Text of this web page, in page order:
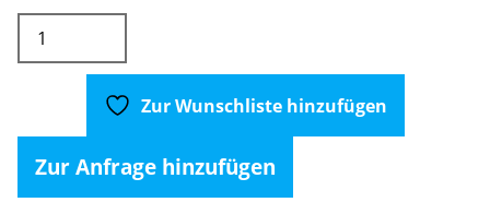
Instant
inkl.
Case
Zur Wunschliste hinzufügen
Zur Anfrage hinzufügen